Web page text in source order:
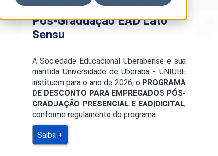
Regulamento Empregados -
Pós-Graduação EAD Lato
Sensu
A Sociedade Educacional Uberabense e sua
mantida Universidade de Uberaba - UNIUBE
instituem para o ano de 2026, o PROGRAMA
DE DESCONTO PARA EMPREGADOS PÓS-
GRADUAÇÃO PRESENCIAL E EAD|DIGITAL,
conforme regulamento do programa.
Saiba +